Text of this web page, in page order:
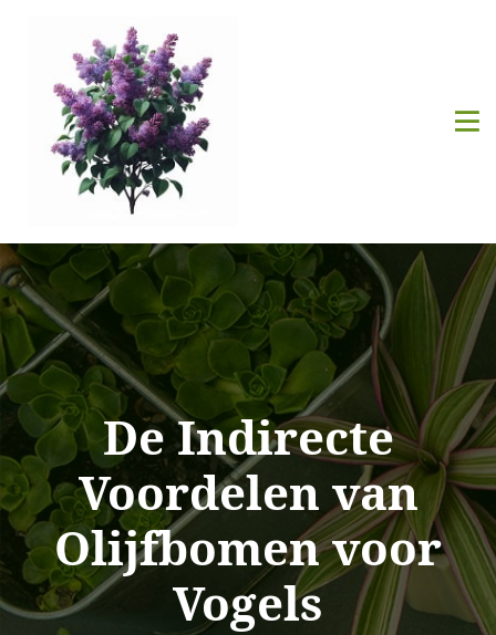
De Indirecte
Voordelen van
Olijfbomen voor
Vogels